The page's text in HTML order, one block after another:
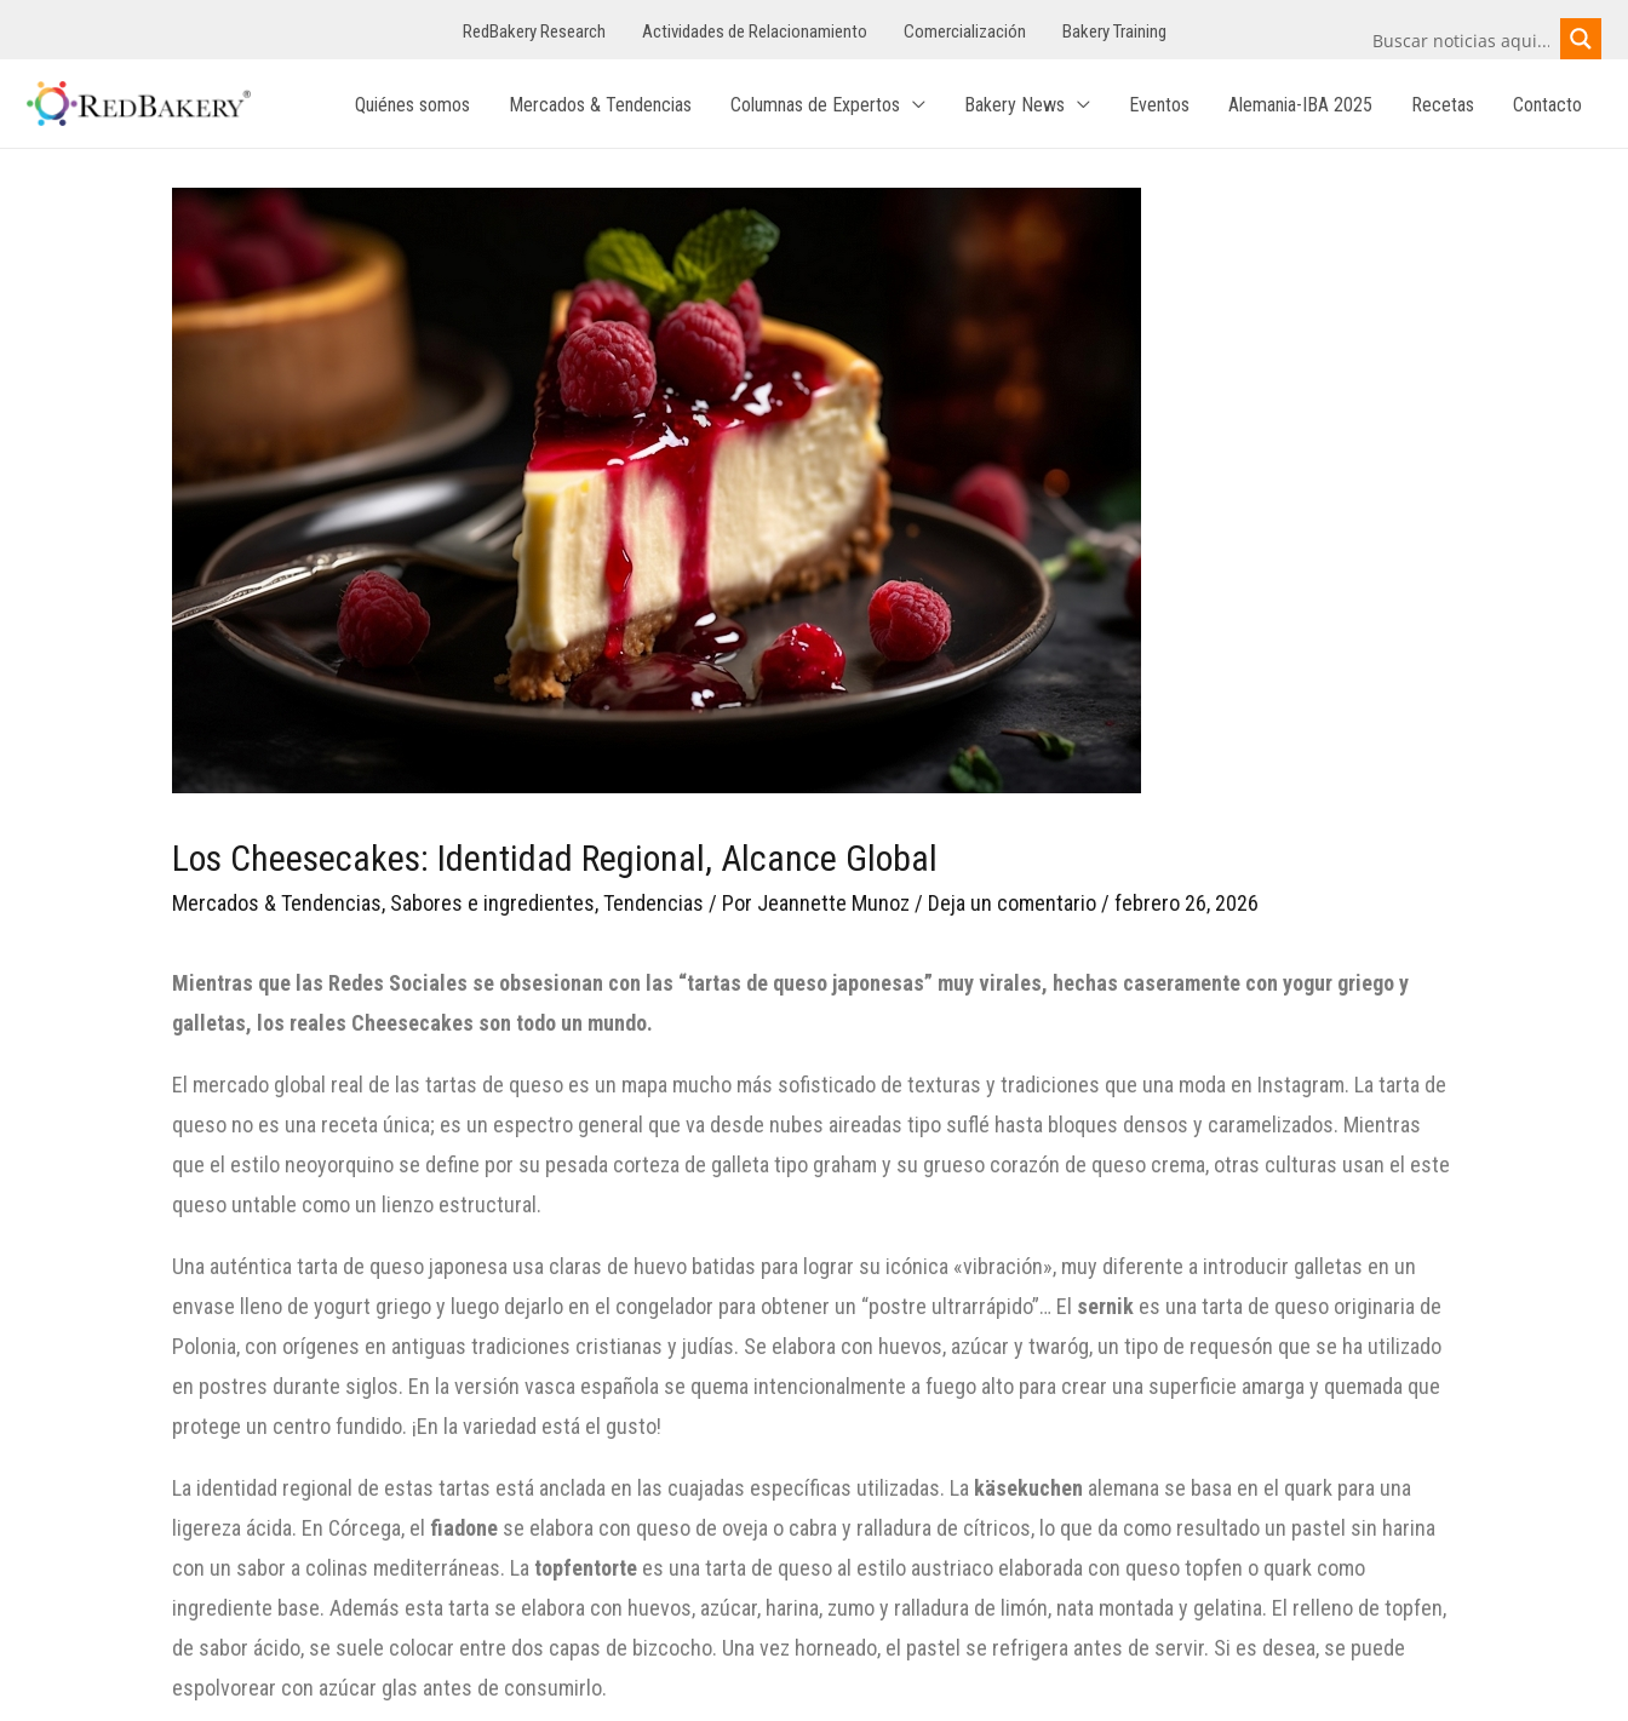
RedBakery Research Actividades de Relacionamiento Comercialización Bakery Training
Quiénes somos Mercados & Tendencias Columnas de Expertos Bakery News Eventos Alemania-IBA 2025 Recetas Contacto
Los Cheesecakes: Identidad Regional, Alcance Global
Mercados & Tendencias, Sabores e ingredientes,Tendencias / Por Jeannette Munoz / Deja un comentario /febrero 26, 2026
Mientras que las Redes Sociales se obsesionan con las “tartas de queso japonesas” muy virales, hechas caseramente con yogur griego y
galletas, los reales Cheesecakes son todo un mundo.
El mercado global real de las tartas de queso es un mapa mucho más sofisticado de texturas y tradiciones que una moda en Instagram. La tarta de
queso no es una receta única; es un espectro general que va desde nubes aireadas tipo suflé hasta bloques densos y caramelizados. Mientras
que el estilo neoyorquino se define por su pesada corteza de galleta tipo graham y su grueso corazón de queso crema, otras culturas usan el este
queso untable como un lienzo estructural.
Una auténtica tarta de queso japonesa usa claras de huevo batidas para lograr su icónica «vibración», muy diferente a introducir galletas en un
envase lleno de yogurt griego y luego dejarlo en el congelador para obtener un “postre ultrarrápido”… El sernik es una tarta de queso originaria de
Polonia, con orígenes en antiguas tradiciones cristianas y judías. Se elabora con huevos, azúcar y twaróg, un tipo de requesón que se ha utilizado
en postres durante siglos. En la versión vasca española se quema intencionalmente a fuego alto para crear una superficie amarga y quemada que
protege un centro fundido. ¡En la variedad está el gusto!
La identidad regional de estas tartas está anclada en las cuajadas específicas utilizadas. La käsekuchen alemana se basa en el quark para una
ligereza ácida. En Córcega, el fiadone se elabora con queso de oveja o cabra y ralladura de cítricos, lo que da como resultado un pastel sin harina
con un sabor a colinas mediterráneas. La topfentorte es una tarta de queso al estilo austriaco elaborada con queso topfen o quark como
ingrediente base. Además esta tarta se elabora con huevos, azúcar, harina, zumo y ralladura de limón, nata montada y gelatina. El relleno de topfen,
de sabor ácido, se suele colocar entre dos capas de bizcocho. Una vez horneado, el pastel se refrigera antes de servir. Si es desea, se puede
espolvorear con azúcar glas antes de consumirlo.